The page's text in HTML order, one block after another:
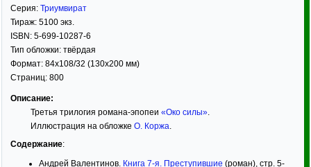
Серия: Триумвират
Тираж: 5100 экз.
ISBN: 5-699-10287-6
Тип обложки: твёрдая
Формат: 84x108/32 (130x200 мм)
Страниц: 800
Описание:
Третья трилогия романа-эпопеи «Око силы».
Иллюстрация на обложке О. Коржа.
Содержание:
Андрей Валентинов. Книга 7-я. Преступившие (роман), стр. 5-